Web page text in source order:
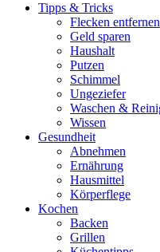
Tipps & Tricks
Flecken entfernen
Geld sparen
Haushalt
Putzen
Schimmel
Ungeziefer
Waschen &
Wissen
Gesundheit
Abnehmen
Ernährung
Hausmittel
Körperflege
Kochen
Backen
Grillen